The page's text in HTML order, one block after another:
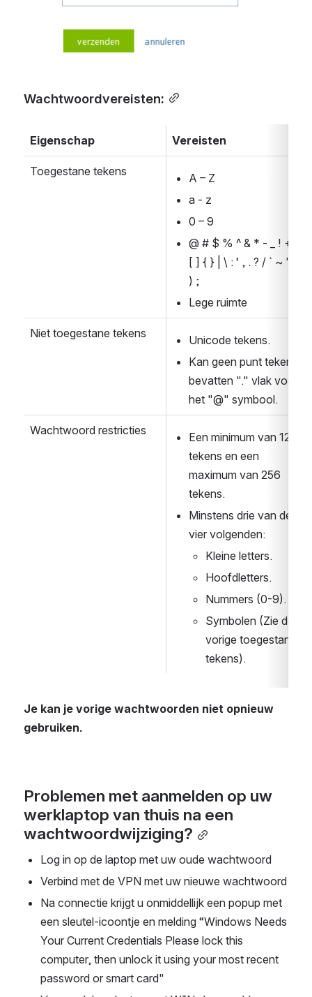
Wachtwoordvereisten:
Eigenschap Vereisten
Toegestane tekens
A – Z
a - z
0 – 9
@ # $ % ^ & * - _ ! + =
[ ] { } | \ : ‘ , . ? / ` ~ " (
) ;
Lege ruimte
Niet toegestane tekens
Unicode tekens.
Kan geen punt teken
bevatten "." vlak voor
het "@" symbool.
Wachtwoord restricties
Een minimum van 12
tekens en een
maximum van 256
tekens.
Minstens drie van de
vier volgenden:
Kleine letters.
Hoofdletters.
Nummers (0-9).
Symbolen (Zie de
vorige toegestane
tekens).
Je kan je vorige wachtwoorden niet opnieuw
gebruiken.
Problemen met aanmelden op uw
werklaptop van thuis na een
wachtwoordwijziging?
Log in op de laptop met uw oude wachtwoord
Verbind met de VPN met uw nieuwe wachtwoord
Na connectie krijgt u onmiddellijk een popup met
een sleutel-icoontje en melding “Windows Needs
Your Current Credentials Please lock this
computer, then unlock it using your most recent
password or smart card"